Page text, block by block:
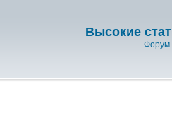
Высокие
Форум